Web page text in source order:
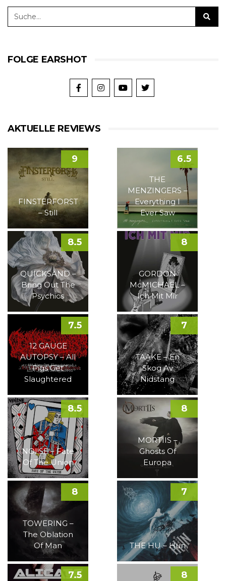
FOLGE EARSHOT
AKTUELLE REVIEWS
FINSTERFORST
– Still
9
THE
MENZINGERS –
Everything I
Ever Saw
6.5
QUICKSAND –
Bring Out The
Psychics
8.5
GORDON
McMICHAEL –
Ich Mit Mir
8
12 GAUGE
AUTOPSY – All
Pigs Get
Slaughtered
7.5
TAAKE – En
Skog Av
Nidstang
7
NOI!SE – Fate
Of The Union
8.5
MORTIIS –
Ghosts Of
Europa
8
TOWERING –
The Oblation
Of Man
8
THE HU – Hun
7
7.5 8